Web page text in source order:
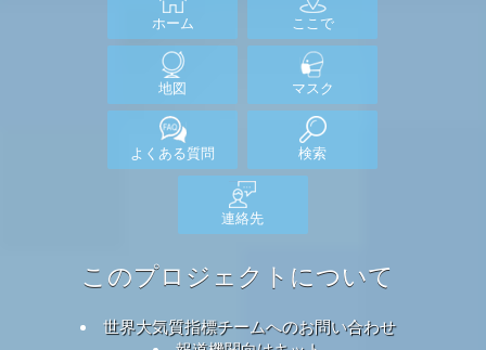
ホーム ここで
地図 マスク
よくある質問 検索
連絡先
このプロジェクトについて
世界大気質指標チームへのお問い合わせ